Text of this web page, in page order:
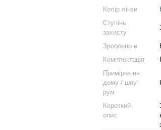
Колір лінзи
Ступінь
захисту
Зроблено в
Комплектація
Примірка на
дому / шоу-
рум
Короткий
опис